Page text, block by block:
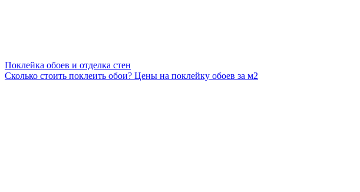
Поклейка обоев и отделка стен
Сколько стоить поклеить обои? Цены на поклейку обоев за м2